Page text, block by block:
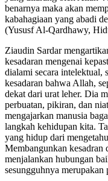
benarnya maka akan
kabahagiaan yang abadi
(Yususf Al-Qardhawy,
Ziaudin Sardar
kesadaran mengenai
dialami secara intelektual,
kesadaran bahwa Allah,
dekat dari urat leher. Dia
perbuatan, pikiran, dan
mengajarkan manusia
langkah kehidupan kita.
yang hidup dari
Membangunkan
menjalankan hubungan
sesungguhnya